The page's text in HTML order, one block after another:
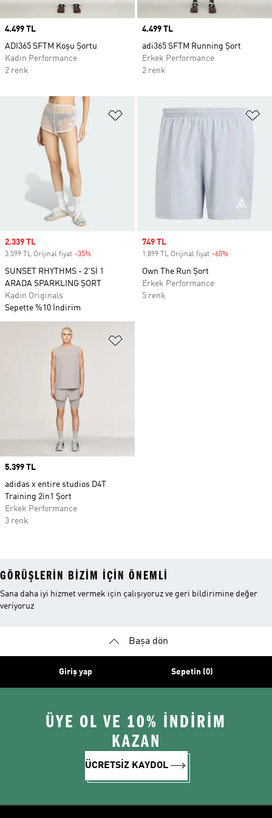
Price
4.499 TL
ADI365 SFTM Koşu Şortu
Kadın Performance
2 renk
Price
4.499 TL
adi365 SFTM Running Şort
Erkek Performance
2 renk
Favori Listesine Ekle
Sale price
2.339 TL
3.599 TL Orijinal fiyat -35%
SUNSET RHYTHMS - 2'Sİ 1
ARADA SPARKLING ŞORT
Kadın Originals
Sepette %10 İndirim
Sale price
749 TL
1.899 TL Orijinal fiyat -60%
Own The Run Şort
Erkek Performance
5 renk
Price
5.399 TL
adidas x entire studios D4T
Training 2in1 Şort
Erkek Performance
3 renk
GÖRÜŞLERIN BIZIM IÇIN ÖNEMLI
Sana daha iyi hizmet vermek için çalışıyoruz ve geri bildirimine değer
veriyoruz
Başa dön
Giriş yap Sepetin (0)
ÜYE OL VE 10% İNDİRİM
KAZAN
ÜCRETSİZ KAYDOL